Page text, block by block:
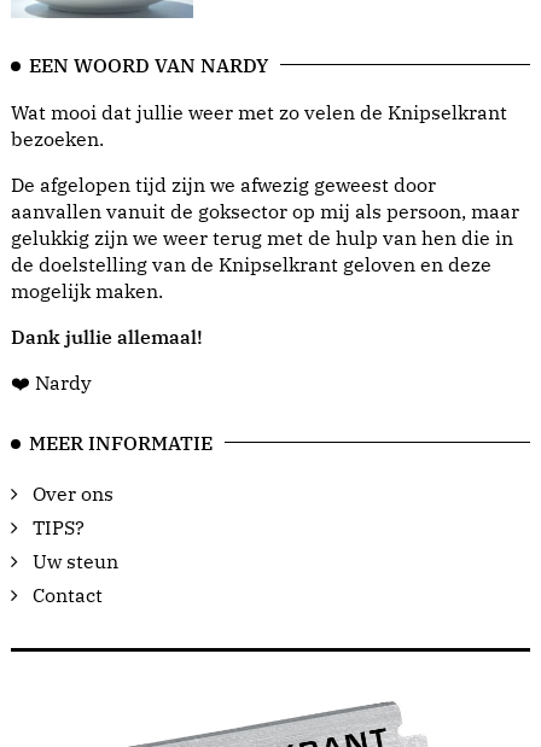
EEN WOORD VAN NARDY
Wat mooi dat jullie weer met zo velen de Knipselkrant
bezoeken.
De afgelopen tijd zijn we afwezig geweest door
aanvallen vanuit de goksector op mij als persoon, maar
gelukkig zijn we weer terug met de hulp van hen die in
de doelstelling van de Knipselkrant geloven en deze
mogelijk maken.
Dank jullie allemaal!
❤️ Nardy
MEER INFORMATIE
Over ons
TIPS?
Uw steun
Contact